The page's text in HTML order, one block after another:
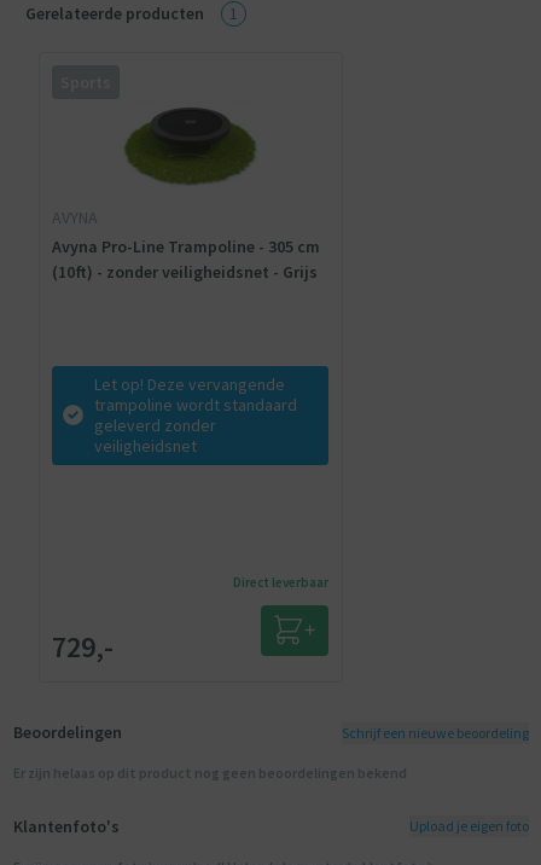
Gerelateerde producten 1
AVYNA
Avyna Pro-Line Trampoline - 305 cm
(10ft) - zonder veiligheidsnet - Grijs
Let op! Deze vervangende
trampoline wordt standaard
geleverd zonder
veiligheidsnet
729,-
Direct leverbaar
Beoordelingen Schrijf een nieuwe beoordeling
Er zijn helaas op dit product nog geen beoordelingen bekend
Klantenfoto's Upload je eigen foto